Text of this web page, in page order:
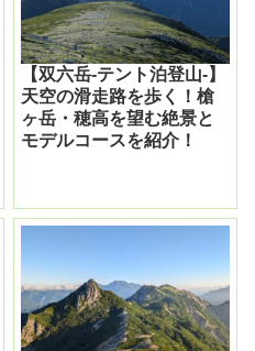
【双六岳-テント泊登山-】
天空の滑走路を歩く！槍
ヶ岳・穂高を望む絶景と
モデルコースを紹介！